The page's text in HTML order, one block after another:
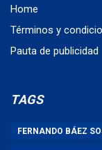
Home
Términos y
Pauta de publicidad
TAGS
FERNANDO BÁEZ